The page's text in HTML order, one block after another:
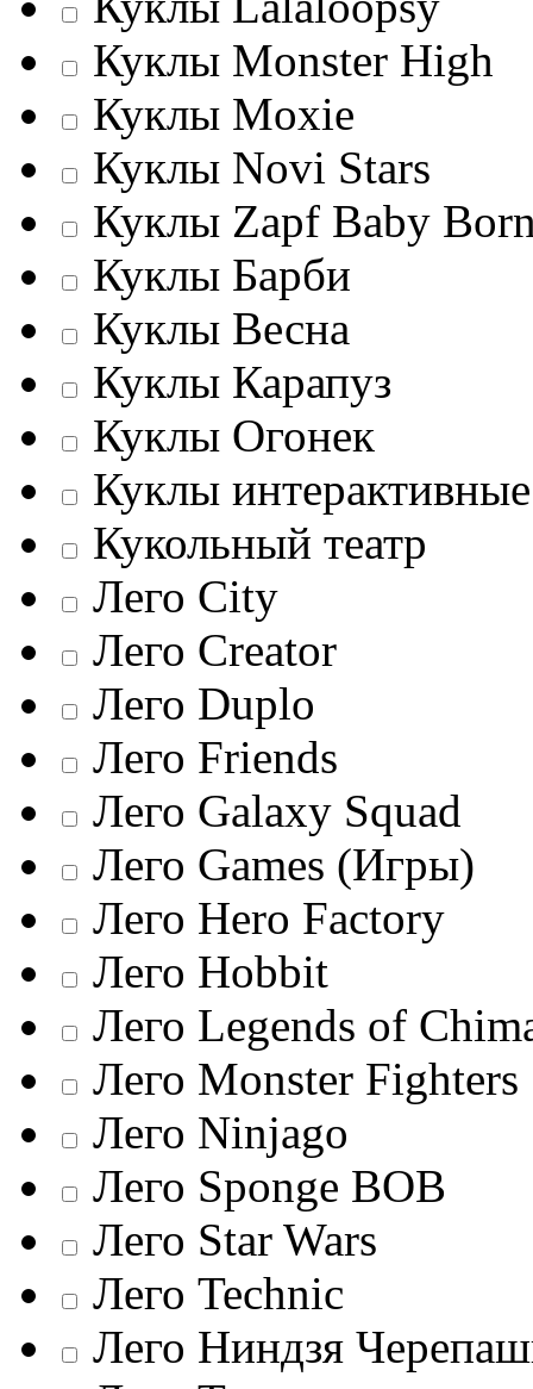
Куклы Monster High
Куклы Moxie
Куклы Novi Stars
Куклы Zapf Baby
Куклы Барби
Куклы Весна
Куклы Карапуз
Куклы Огонек
Куклы интерактивные
Кукольный театр
Лего City
Лего Creator
Лего Duplo
Лего Friends
Лего Galaxy Squad
Лего Games (Игры)
Лего Hero Factory
Лего Hobbit
Лего Legends of
Лего Monster Fighters
Лего Ninjago
Лего Sponge BOB
Лего Star Wars
Лего Technic
Лего Ниндзя